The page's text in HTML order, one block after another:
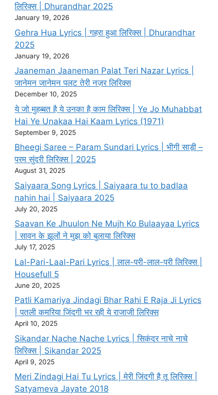
लिरिक्स | Dhurandhar 2025
January 19, 2026
Gehra Hua Lyrics | गहरा हुआ लिरिक्स | Dhurandhar
2025
January 19, 2026
Jaaneman Jaaneman Palat Teri Nazar Lyrics |
जानेमन जानेमन पलट तेरी नज़र लिरिक्स
December 10, 2025
ये जो मुहब्बत है ये उनका है काम लिरिक्स | Ye Jo Muhabbat
Hai Ye Unakaa Hai Kaam Lyrics (1971)
September 9, 2025
Bheegi Saree – Param Sundari Lyrics | भीगी साड़ी –
परम सुंदरी लिरिक्स | 2025
August 31, 2025
Saiyaara Song Lyrics | Saiyaara tu to badlaa
nahin hai | Saiyaara 2025
July 20, 2025
Saavan Ke Jhuulon Ne Mujh Ko Bulaayaa Lyrics
| सावन के झूलों ने मुझ को बुलाया लिरिक्स
July 17, 2025
Lal-Pari-Laal-Pari Lyrics | लाल-परी-लाल-परी लिरिक्स |
Housefull 5
June 20, 2025
Patli Kamariya Jindagi Bhar Rahi E Raja Ji Lyrics
| पतली कमरिया जिंदगी भर रही ये राजाजी लिरिक्स
April 10, 2025
Sikandar Nache Nache Lyrics | सिकंदर नाचे नाचे
लिरिक्स | Sikandar 2025
April 9, 2025
Meri Zindagi Hai Tu Lyrics | मेरी जिंदगी है तू लिरिक्स |
Satyameva Jayate 2018